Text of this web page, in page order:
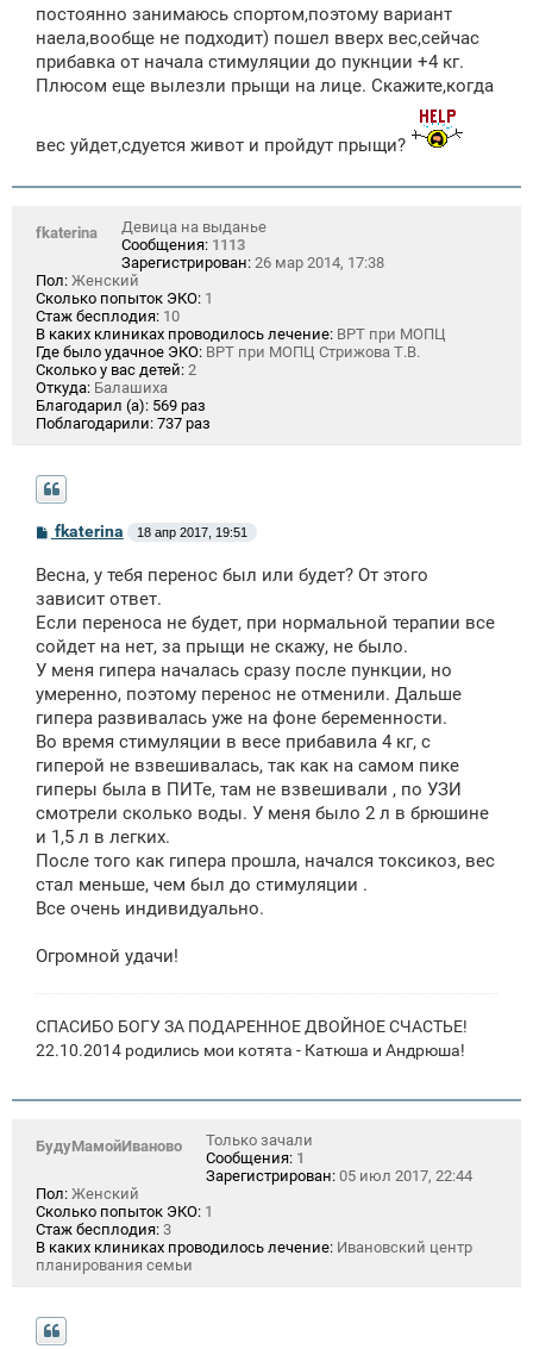
и
постоянно занимаюсь спортом,поэтому вариант
наела,вообще не подходит) пошел вверх вес,сейчас
прибавка от начала стимуляции до пукнции +4 кг.
Плюсом еще вылезли прыщи на лице. Скажите,когда
вес уйдет,сдуется живот и пройдут прыщи?
fkaterina
Девица на выданье
Сообщения: 1113
Зарегистрирован: 26 мар 2014, 17:38
Пол: Женский
Сколько попыток ЭКО: 1
Стаж бесплодия: 10
В каких клиниках проводилось лечение: ВРТ при МОПЦ
Где было удачное ЭКО: ВРТ при МОПЦ Стрижова Т.В.
Сколько у вас детей: 2
Откуда: Балашиха
Благодарил (а): 569 раз
Поблагодарили: 737 раз
С
б
щ
н
и
fkaterina 18 апр 2017, 19:51
Весна, у тебя перенос был или будет? От этого
зависит ответ.
Если переноса не будет, при нормальной терапии все
сойдет на нет, за прыщи не скажу, не было.
У меня гипера началась сразу после пункции, но
умеренно, поэтому перенос не отменили. Дальше
гипера развивалась уже на фоне беременности.
Во время стимуляции в весе прибавила 4 кг, с
гиперой не взвешивалась, так как на самом пике
гиперы была в ПИТе, там не взвешивали , по УЗИ
смотрели сколько воды. У меня было 2 л в брюшине
и 1,5 л в легких.
После того как гипера прошла, начался токсикоз, вес
стал меньше, чем был до стимуляции .
Все очень индивидуально.
Огромной удачи!
СПАСИБО БОГУ ЗА ПОДАРЕННОЕ ДВОЙНОЕ СЧАСТЬЕ!
22.10.2014 родились мои котята - Катюша и Андрюша!
БудуМамойИваново
Только зачали
Сообщения: 1
Зарегистрирован: 05 июл 2017, 22:44
Пол: Женский
Сколько попыток ЭКО: 1
Стаж бесплодия: 3
В каких клиниках проводилось лечение: Ивановский центр
планирования семьи